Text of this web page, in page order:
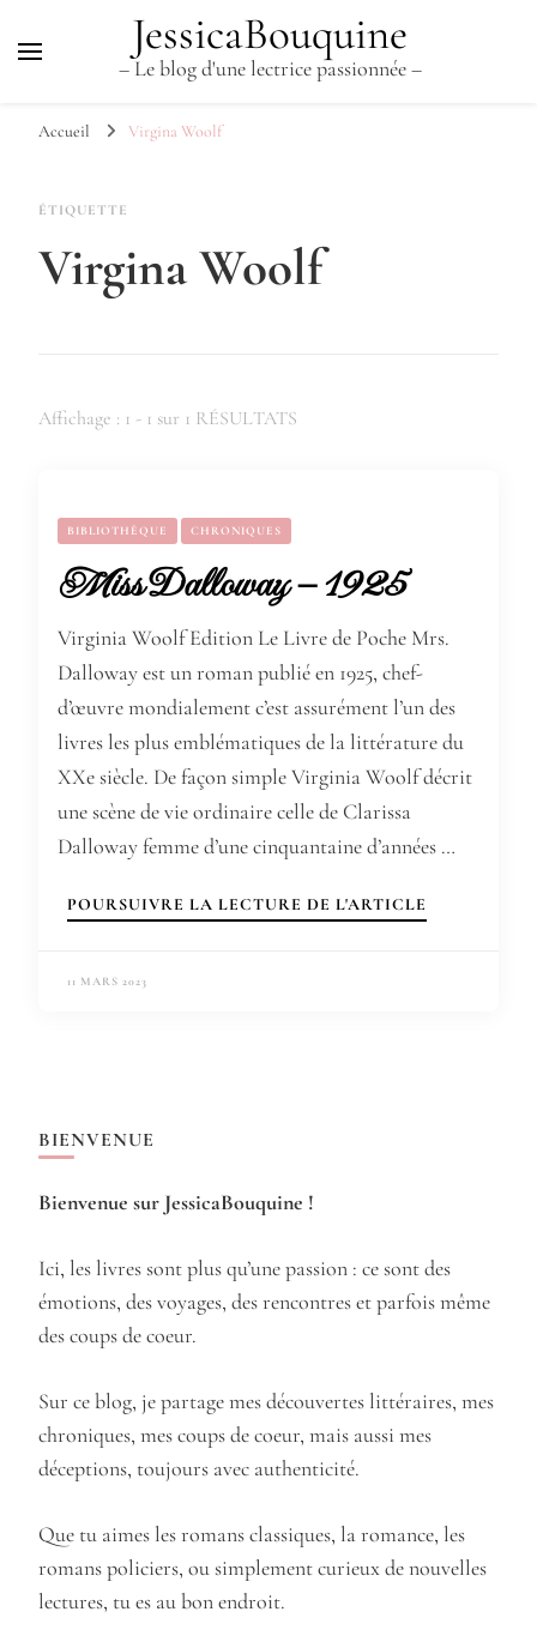
JessicaBouquine
– Le blog d'une lectrice passionnée –
Accueil Virgina Woolf
ÉTIQUETTE
Virgina Woolf
Affichage : 1 - 1 sur 1 RÉSULTATS
BIBLIOTHÈQUE CHRONIQUES
Miss Dalloway – 1925
Virginia Woolf Edition Le Livre de Poche Mrs.
Dalloway est un roman publié en 1925, chef-
d’œuvre mondialement c’est assurément l’un des
livres les plus emblématiques de la littérature du
XXe siècle. De façon simple Virginia Woolf décrit
une scène de vie ordinaire celle de Clarissa
Dalloway femme d’une cinquantaine d’années …
POURSUIVRE LA LECTURE DE L'ARTICLE
11 MARS 2023
BIENVENUE
Bienvenue sur JessicaBouquine !
Ici, les livres sont plus qu’une passion : ce sont des
émotions, des voyages, des rencontres et parfois même
des coups de coeur.
Sur ce blog, je partage mes découvertes littéraires, mes
chroniques, mes coups de coeur, mais aussi mes
déceptions, toujours avec authenticité.
Que tu aimes les romans classiques, la romance, les
romans policiers, ou simplement curieux de nouvelles
lectures, tu es au bon endroit.